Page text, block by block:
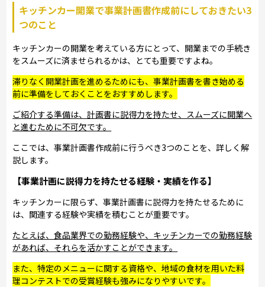
キッチンカー開業で事業計画書作成前にしておきたい3
つのこと
キッチンカーの開業を考えている方にとって、開業までの手続き
をスムーズに済ませられるかは、とても重要ですよね。
滞りなく開業計画を進めるためにも、事業計画書を書き始める
前に準備をしておくことをおすすめします。
ご紹介する準備は、計画書に説得力を持たせ、スムーズに開業へ
と進むために不可欠です。
ここでは、事業計画書作成前に行うべき3つのことを、詳しく解
説します。
【事業計画に説得力を持たせる経験・実績を作る】
キッチンカーに限らず、事業計画書に説得力を持たせるために
は、関連する経験や実績を積むことが重要です。
たとえば、食品業界での勤務経験や、キッチンカーでの勤務経験
があれば、それらを活かすことができます。
また、特定のメニューに関する資格や、地域の食材を用いた料
理コンテストでの受賞経験も強みになりやすいです。